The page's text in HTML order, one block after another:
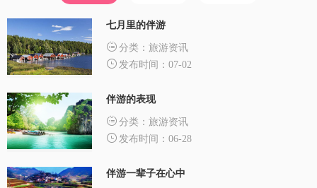
七月里的伴游
分类：旅游资讯
发布时间：07-02
伴游的表现
分类：旅游资讯
发布时间：06-28
伴游一辈子在心中